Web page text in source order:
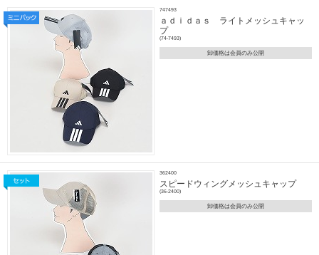
747493
ａｄｉｄａｓ ライトメッシュキャッ
プ
(74-7493)
卸価格は会員のみ公開
362400
スピードウィングメッシュキャップ
(36-2400)
卸価格は会員のみ公開